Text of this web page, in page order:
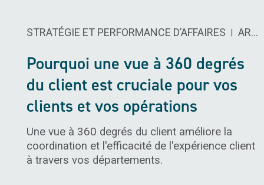
STRATÉGIE ET PERFORMANCE D’AFFAIRES | ARCHITECTURE DE SOLUTIONS ET D'AFFAIRES
Pourquoi une vue à 360 degrés
du client est cruciale pour vos
clients et vos opérations
Une vue à 360 degrés du client améliore la
coordination et l'efficacité de l'expérience client
à travers vos départements.